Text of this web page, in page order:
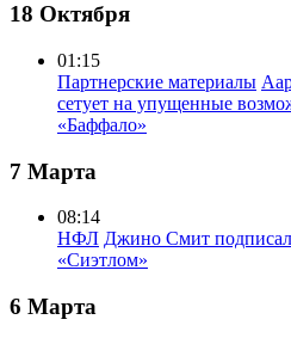
18 Октября
01:15
Партнерские материалы
сетует на упущенные
«Баффало»
7 Марта
08:14
НФЛ Джино Смит подписал
«Сиэтлом»
6 Марта